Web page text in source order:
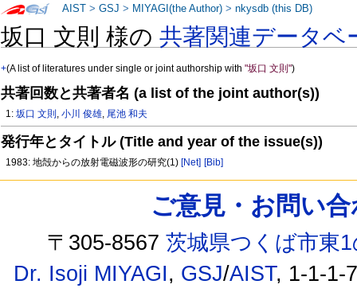
坂口 文則 様の共著関連データベ
+(A list of literatures under single or joint authorship with"坂口 文則")
共著回数と共著者名 (a list of the joint author(s))
1:坂口 文則 ,小川 俊雄, 尾池 和夫
発行年とタイトル (Title and year of the issue(s))
1983: 地殻からの放射電磁波形の研究(1) [Net] [Bib]
AIST >GSJ > MIYAGI(the Author) >nkysdb (this DB)
ご意見・お問い
〒305-8567茨城県つくば市東
Dr. Isoji MIYAGI, GSJ/AIST, 1-1-1-